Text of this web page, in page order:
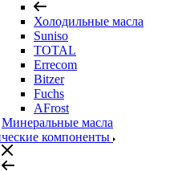
Холодильные масла
Suniso
TOTAL
Errecom
Bitzer
Fuchs
AFrost
Минеральные масла
компоненты